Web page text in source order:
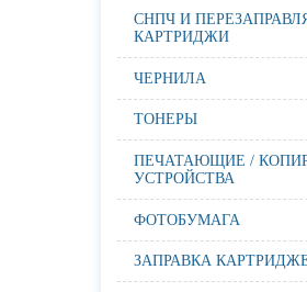
СНПЧ И
КАРТРИДЖИ
ЧЕРНИЛА
ТОНЕРЫ
ПЕЧАТАЮЩИЕ /
УСТРОЙСТВА
ФОТОБУМАГА
ЗАПРАВКА